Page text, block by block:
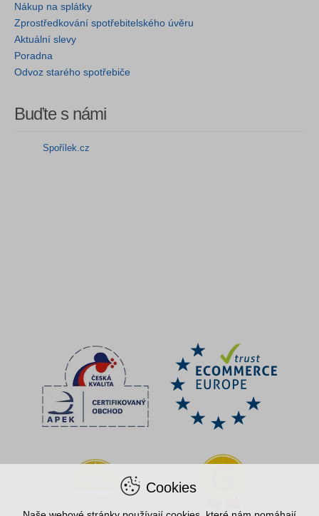
Nákup na splátky
Zprostředkování spotřebitelského úvěru
Aktuální slevy
Poradna
Odvoz starého spotřebiče
Buďte s námi
Spořílek.cz
Cookies